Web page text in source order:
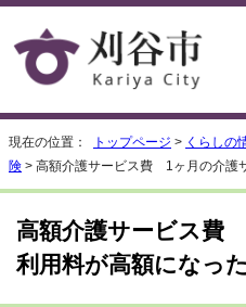
現在の位置： トップページ > くらしの
険 > 高額介護サービス費 1ヶ月の介護
高額介護サービス費
利用料が高額になっ